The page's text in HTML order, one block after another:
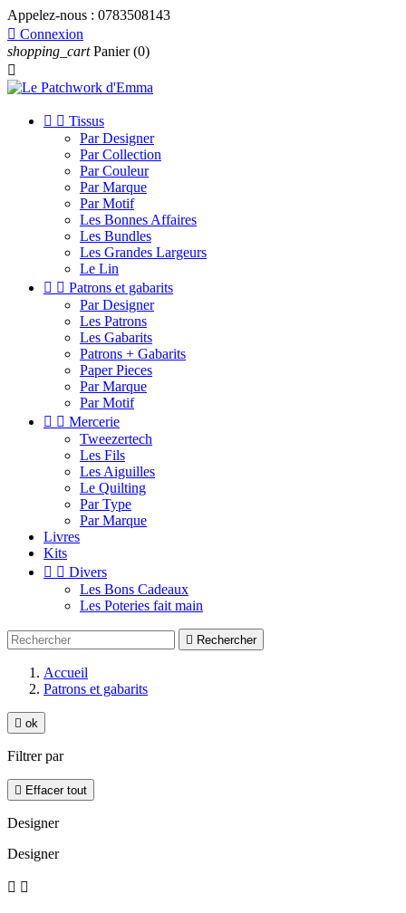
Appelez-nous : 0783508143
 Connexion
shopping_cart Panier (0)

  Tissus
Par Designer
Par Collection
Par Couleur
Par Marque
Par Motif
Les Bonnes Affaires
Les Bundles
Les Grandes Largeurs
Le Lin
  Patrons et gabarits
Par Designer
Les Patrons
Les Gabarits
Patrons + Gabarits
Paper Pieces
Par Marque
Par Motif
  Mercerie
Tweezertech
Les Fils
Les Aiguilles
Le Quilting
Par Type
Par Marque
Livres
Kits
  Divers
Les Bons Cadeaux
Les Poteries fait main
 Rechercher
Accueil
Patrons et gabarits
 ok
Filtrer par
 Effacer tout
Designer
Designer
 